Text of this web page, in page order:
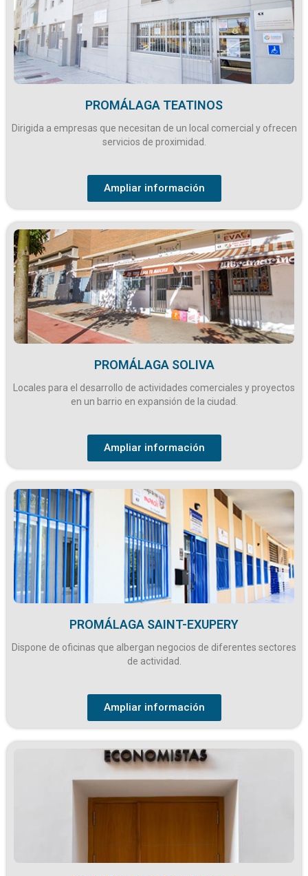
PROMÁLAGA TEATINOS
Dirigida a empresas que necesitan de un local comercial y ofrecen
servicios de proximidad.
Ampliar información
PROMÁLAGA SOLIVA
Locales para el desarrollo de actividades comerciales y proyectos
en un barrio en expansión de la ciudad.
Ampliar información
PROMÁLAGA SAINT-EXUPERY
Dispone de oficinas que albergan negocios de diferentes sectores
de actividad.
Ampliar información